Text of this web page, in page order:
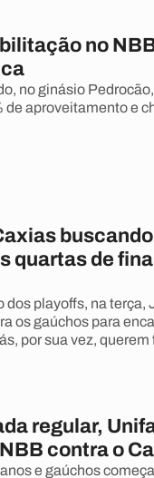
no
no ginásio
de aproveitamento e
quartas de
playoffs, na terça,
os gaúchos para
por sua vez, querem
regular,
contra o
e gaúchos